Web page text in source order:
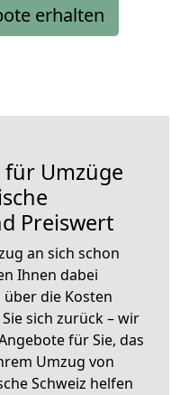
erhalten
Umzüge
Preiswert
an sich schon
Ihnen dabei
die Kosten
sich zurück – wir
für Sie, das
Umzug von
Schweiz helfen